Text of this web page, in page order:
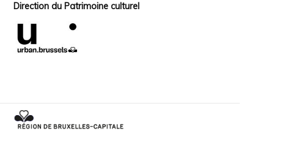
Direction du Patrimoine culturel